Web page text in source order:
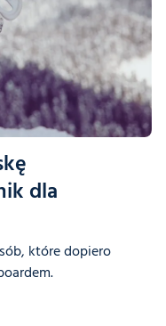
dla
które dopiero